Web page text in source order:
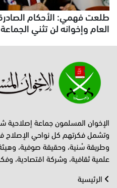
طلعت فهمي: الأحكام
العام وإخوانه لن تثني
الإخوان المسلمون جماعة إصلاحية
وتشمل فكرتهم كل نواحي الإصلاح
وطريقة سُنية، وحقيقة صوفية،
علمية ثقافية، وشركة اقتصادية،
الرئيسية